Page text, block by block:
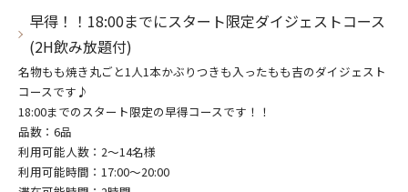
早得！！18:00までにスタート限定ダイジェストコース
(2H飲み放題付)
名物もも焼き丸ごと1人1本かぶりつきも入ったもも吉のダイジェスト
コースです♪
18:00までのスタート限定の早得コースです！！
品数：6品
利用可能人数：2～14名様
利用可能時間：17:00～20:00